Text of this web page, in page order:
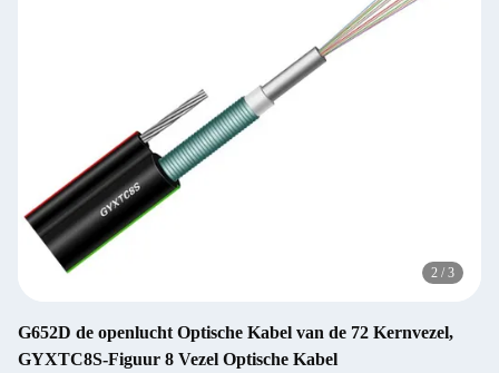
2 / 3
G652D de openlucht Optische Kabel van de 72 Kernvezel,
GYXTC8S-Figuur 8 Vezel Optische Kabel